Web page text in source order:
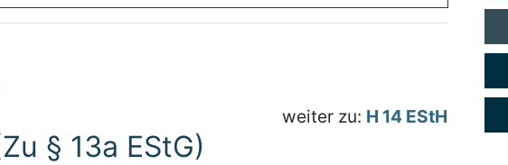
weiter zu: H 14 EStH
§ 13a EStG)